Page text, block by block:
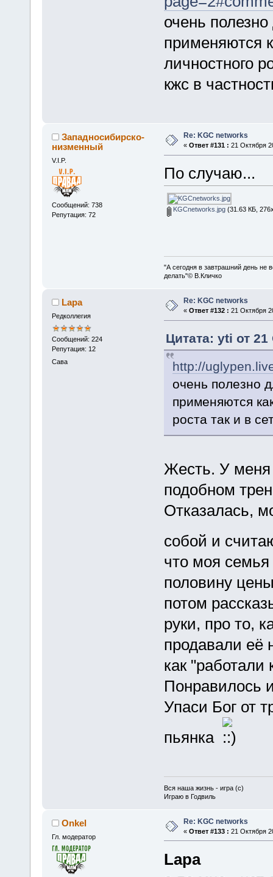
очень
применяются
личностного
кжс в
Западносибирско-
низменный
V.I.P.
Сообщений: 738
Репутация: 72
Re: KGC networks
« Ответ #131 : 21 Октября
По случаю...
KGCnetworks.jpg(31.63 КБ,
"А сегодня в завтрашний день не
делать"© В.Кличко
Lapa
Редколлегия
Сообщений: 224
Репутация: 12
Сава
Re: KGC networks
« Ответ #132 : 21 Октября
Цитата: yti от
http://
очень полезно
применяются
роста так и в
Жесть. У меня
подобном
Отказалась,
собой и
что моя семья
половину
потом
руки, про то,
продавали её
как
Понравилось
Упаси Бог от
пьянка
Вся наша жизнь - игра (с)
Играю в Годвиль
Onkel
Гл. модератор
Re: KGC networks
« Ответ #133 : 21 Октября
Lapa